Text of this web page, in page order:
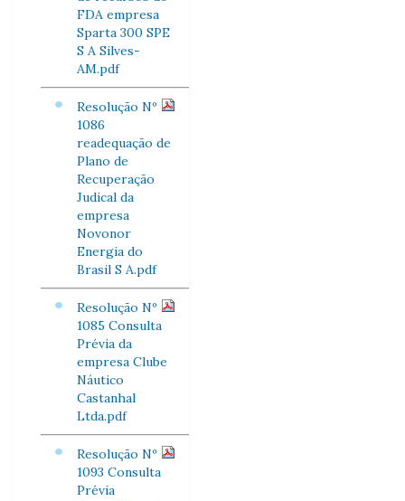
FDA empresa
Sparta 300 SPE
S A Silves-
AM.pdf
Resolução Nº
1086
readequação de
Plano de
Recuperação
Judical da
empresa
Novonor
Energia do
Brasil S A.pdf
Resolução Nº
1085 Consulta
Prévia da
empresa Clube
Náutico
Castanhal
Ltda.pdf
Resolução Nº
1093 Consulta
Prévia